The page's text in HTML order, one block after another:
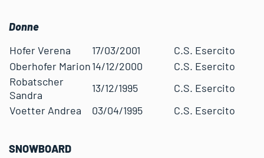
Donne
Hofer Verena
17/03/2001
C.S. Esercito
Oberhofer Marion14/12/2000
C.S. Esercito
Robatscher
Sandra
13/12/1995
C.S. Esercito
Voetter Andrea
03/04/1995 C.S. Esercito
SNOWBOARD